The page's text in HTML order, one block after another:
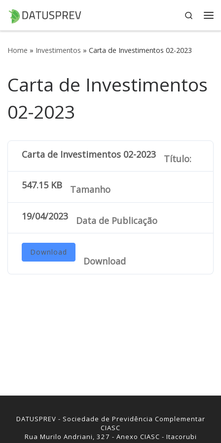
Skip to content
Search
Home » Investimentos » Carta de Investimentos 02-2023
Carta de Investimentos
02-2023
Carta de Investimentos 02-2023 Título:
547.15 KB Tamanho
19/04/2023 Data de Publicação
Download
Download
DATUSPREV - Sociedade de Previdência Complementar
CIASC
Rua Murilo Andriani, 327 - Anexo CIASC - Itacorubi